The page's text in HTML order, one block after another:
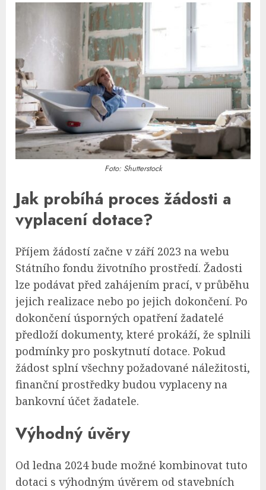
Foto: Shutterstock
Jak probíhá proces žádosti a
vyplacení dotace?
Příjem žádostí začne v září 2023 na webu
Státního fondu životního prostředí. Žadosti
lze podávat před zahájením prací, v průběhu
jejich realizace nebo po jejich dokončení. Po
dokončení úsporných opatření žadatelé
předloží dokumenty, které prokáží, že splnili
podmínky pro poskytnutí dotace. Pokud
žádost splní všechny požadované náležitosti,
finanční prostředky budou vyplaceny na
bankovní účet žadatele.
Výhodný úvěry
Od ledna 2024 bude možné kombinovat tuto
dotaci s výhodným úvěrem od stavebních